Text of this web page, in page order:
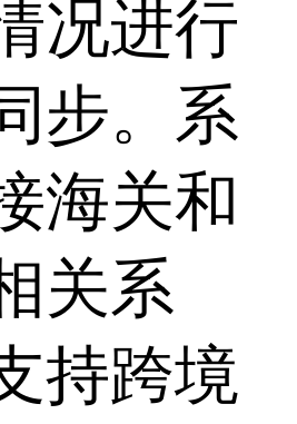
况进行
步。系
海关和
关系
持跨境